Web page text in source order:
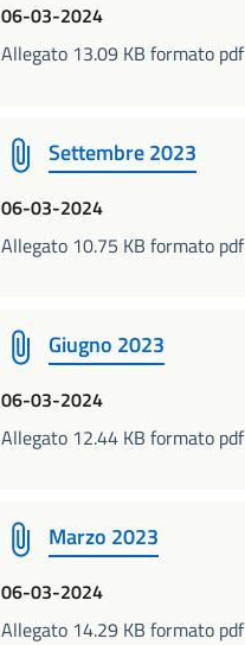
06-03-2024
Allegato 13.09 KB formato pdf
Settembre 2023
06-03-2024
Allegato 10.75 KB formato pdf
Giugno 2023
06-03-2024
Allegato 12.44 KB formato pdf
Marzo 2023
06-03-2024
Allegato 14.29 KB formato pdf